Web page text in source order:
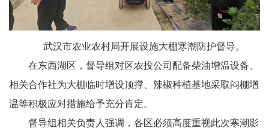
武汉市农业农村局开展设施大棚寒潮防护督导。
在东西湖区，督导组对区农投公司配备柴油增温设备、
相关合作社为大棚临时增设顶撑、辣椒种植基地采取闷棚增
温等积极应对措施给予充分肯定。
督导组相关负责人强调，各区必须高度重视此次寒潮影